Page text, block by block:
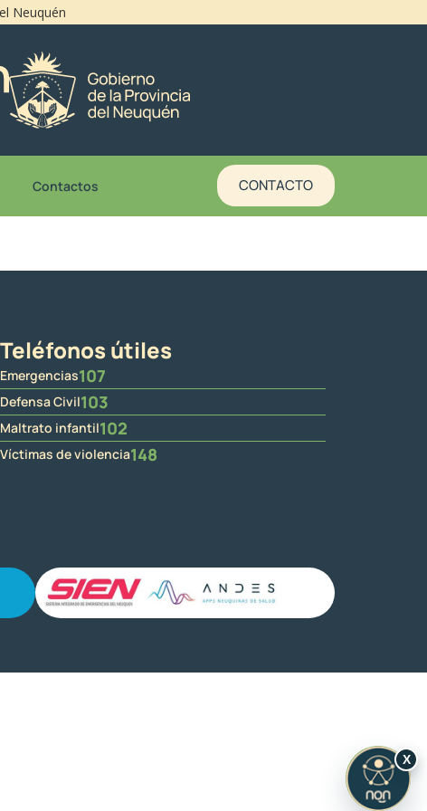
Neuquén
Contactos CONTACTO
Teléfonos útiles
Emergencias107
Defensa Civil103
Maltrato infantil102
Víctimas de violencia148
X